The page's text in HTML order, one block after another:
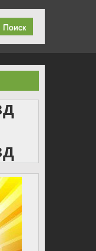
Поиск